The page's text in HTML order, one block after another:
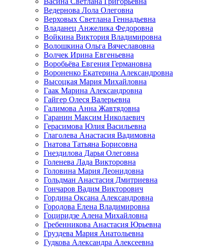
Ведернова Лола Олеговна
Верховых Светлана Геннадьевна
Владанец Анжелика Федоровна
Войкина Виктория Владимировна
Волошкина Ольга Вячеславовна
Волчек Ирина Евгеньевна
Воробьёва Евгения Германовна
Вороненко Екатерина Александровна
Высоцкая Мария Михайловна
Гаак Марина Александровна
Гайгер Олеся Валерьевна
Галимова Анна Жавтядовна
Гаранин Максим Николаевич
Герасимова Юлия Васильевна
Глаголева Анастасия Вадимовна
Гнатова Татьяна Борисовна
Гнездилова Дарья Олеговна
Голенева Лада Викторовна
Головина Мария Леонидовна
Гольдман Анастасия Дмитриевна
Гончаров Вадим Викторович
Гордина Оксана Александровна
Городова Елена Владимировна
Гоциридзе Алена Михайловна
Гребенникова Анастасия Юрьевна
Груздева Мария Анатольевна
Гудкова Александра Алексеевна